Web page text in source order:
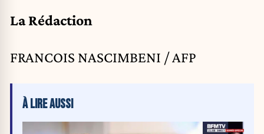
La Rédaction
FRANCOIS NASCIMBENI / AFP
À LIRE AUSSI